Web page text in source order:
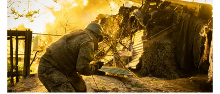
Thể thao
Bóng đá
Lịch thi đấu bóng đá
Thế giới thể thao
Ô tô - Xe máy
Ô tô
Xe máy
Tư vấn